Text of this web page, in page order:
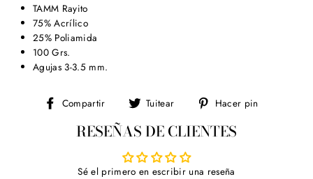
TAMM Rayito
75% Acrílico
25% Poliamida
100 Grs.
Agujas 3-3.5 mm.
Compartir
Compartir
Facebook
Tuitear
Tuitear
Twitter
Hacer pin
RESEÑAS DE CLIENTES
Sé el primero en escribir una reseña